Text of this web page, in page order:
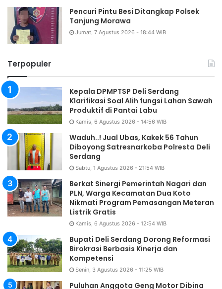
Pencuri Pintu Besi Ditangkap Polsek
Tanjung Morawa
Jumat, 7 Agustus 2026 - 18:44 WIB
Terpopuler
Kepala DPMPTSP Deli Serdang
Klarifikasi Soal Alih fungsi Lahan Sawah
Produktif di Pantai Labu
Kamis, 6 Agustus 2026 - 14:56 WIB
Waduh..! Jual Ubas, Kakek 56 Tahun
Diboyong Satresnarkoba Polresta Deli
Serdang
Sabtu, 1 Agustus 2026 - 21:54 WIB
Berkat Sinergi Pemerintah Nagari dan
PLN, Warga Kecamatan Dua Koto
Nikmati Program Pemasangan Meteran
Listrik Gratis
Kamis, 6 Agustus 2026 - 12:54 WIB
Bupati Deli Serdang Dorong Reformasi
Birokrasi Berbasis Kinerja dan
Kompetensi
Senin, 3 Agustus 2026 - 11:25 WIB
Puluhan Anggota Geng Motor Dibina